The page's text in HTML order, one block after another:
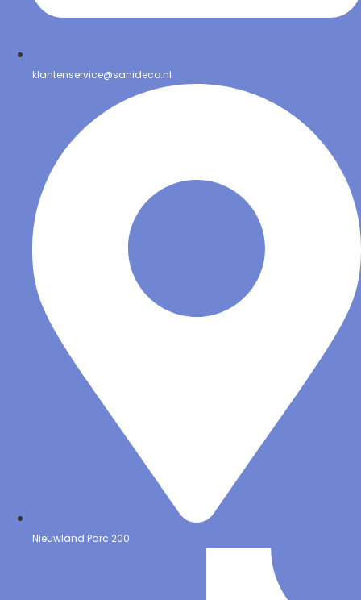
klantenservice@sanideco.nl
Nieuwland Parc 200